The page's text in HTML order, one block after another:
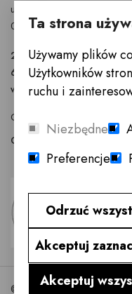
ul. Puławska 326 - budynek
02-819 Warszawa
22 855 40 97
601 777 299
warszawa@innemeble.pl
GODZINY OTWARCIA :
Odwiedź salon meblowy
©2026 InneMeble.pl
Ta strona
Używamy plików
Użytkowników
ruchu i
Niezbędne
Preferencje
Odrzuć
Akceptuj
Akceptuj